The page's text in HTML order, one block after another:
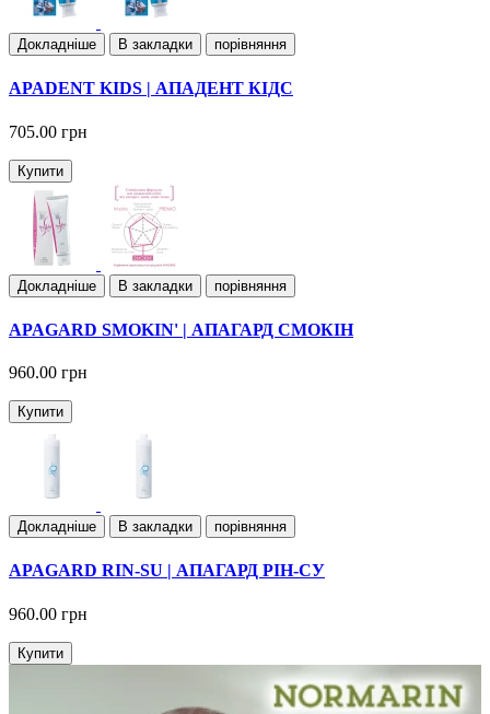
Докладнiше В закладки порівняння
APADENT KIDS | АПАДЕНТ КІДС
705.00 грн
Купити
Докладнiше В закладки порівняння
APAGARD SMOKIN' | АПАГАРД СМОКІН
960.00 грн
Купити
Докладнiше В закладки порівняння
APAGARD RIN-SU | АПАГАРД РІН-СУ
960.00 грн
Купити